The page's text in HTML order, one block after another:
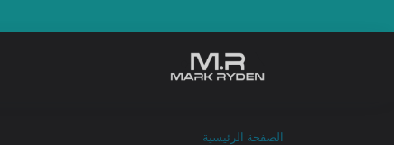
الصفحة الرئيسية